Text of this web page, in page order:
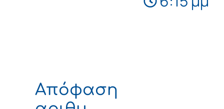
Απόφαση